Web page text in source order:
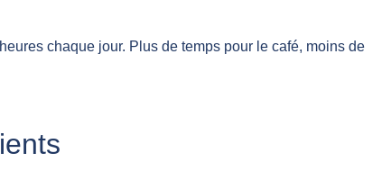
chaque jour. Plus de temps pour le café, moins de